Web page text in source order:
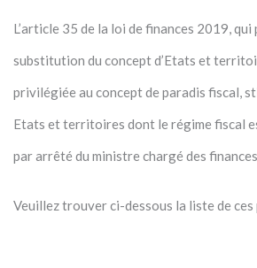
L’article 35 de la loi de finances 2019, qui
substitution du concept d’Etats et
privilégiée au concept de paradis fiscal,
Etats et territoires dont le régime fiscal
par arrêté du ministre chargé des
Veuillez trouver ci-dessous la liste de ces